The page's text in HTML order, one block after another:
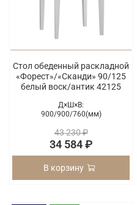
Стол обеденный раскладной
«Форест»/«Сканди» 90/125
белый воск/антик 42125
Д×Ш×В:
900/900/760(мм)
43 230 ₽
34 584 ₽
В корзину